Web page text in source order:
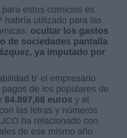
estos comicios es
habría utilizado para las
ocultar los gastos
de sociedades pantalla
ya imputado por
b’ el empresario
de los populares de
84.897,68 euros y el
las letras y números
ha relacionado con
de ese mismo año.